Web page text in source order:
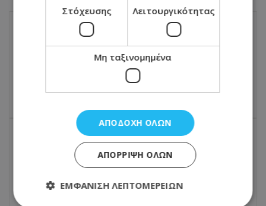
ΥΠΟΙΚ: Επανέλαβε την αισιοδοξία του για
κατάληξη στο θέμα της ΑΤΑ
ΕΠΌΜΕΝΟ ΆΡΘΡΟ
Πάρτε σακάκι: Αλλάζει σκηνικό ο καιρός -
- Πού θα κυμανθεί αύριο η θερμοκρασία
Στόχευσης Λειτουργικότητας
Μη ταξινομημένα
ΑΠΟΔΟΧΉ ΌΛΩΝ
ΑΠΌΡΡΙΨΗ ΌΛΩΝ
ΕΜΦΆΝΙΣΗ ΛΕΠΤΟΜΕΡΕΙΏΝ